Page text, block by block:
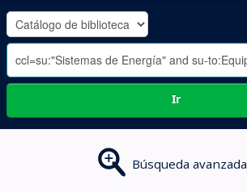
OLADE
-
Ir
Búsqueda avanzada